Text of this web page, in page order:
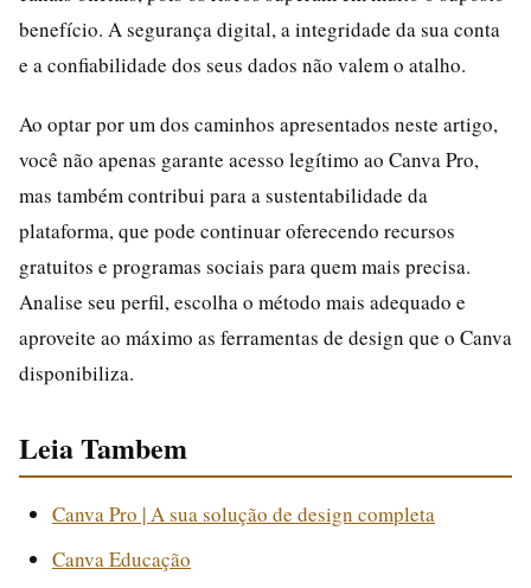
benefício. A segurança digital, a integridade da sua conta
e a confiabilidade dos seus dados não valem o atalho.
Ao optar por um dos caminhos apresentados neste artigo,
você não apenas garante acesso legítimo ao Canva Pro,
mas também contribui para a sustentabilidade da
plataforma, que pode continuar oferecendo recursos
gratuitos e programas sociais para quem mais precisa.
Analise seu perfil, escolha o método mais adequado e
aproveite ao máximo as ferramentas de design que o Canva
disponibiliza.
Leia Tambem
Canva Pro | A sua solução de design completa
Canva Educação